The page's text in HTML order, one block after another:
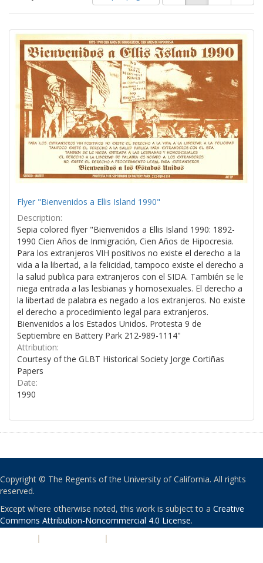
results
display
per
page
as:
Search
Results
Flyer "Bienvenidos a Ellis Island 1990"
Description:
Sepia colored flyer "Bienvenidos a Ellis Island 1990: 1892-
1990 Cien Años de Inmigración, Cien Años de Hipocresia.
Para los extranjeros VIH positivos no existe el derecho a la
vida a la libertad, a la felicidad, tampoco existe el derecho a
la salud publica para extranjeros con el SIDA. También se le
niega entrada a las lesbianas y homosexuales. El derecho a
la libertad de palabra es negado a los extranjeros. No existe
el derecho a procedimiento legal para extranjeros.
Bienvenidos a los Estados Unidos. Protesta 9 de
Septiembre en Battery Park 212-989-1114"
Attribution:
Courtesy of the GLBT Historical Society Jorge Cortiñas
Papers
Date:
1990
Copyright © The Regents of the University of California. All rights
reserved.
Except where otherwise noted, this work is subject to a Creative
Commons Attribution-Noncommercial 4.0 License.
| |